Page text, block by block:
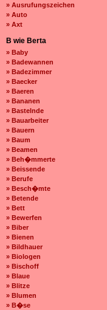
» Ausrufungszeichen
» Auto
» Axt
B wie Berta
» Baby
» Badewannen
» Badezimmer
» Baecker
» Baeren
» Bananen
» Bastelnde
» Bauarbeiter
» Bauern
» Baum
» Beamen
» Beh�mmerte
» Beissende
» Berufe
» Besch�mte
» Betende
» Bett
» Bewerfen
» Biber
» Bienen
» Bildhauer
» Biologen
» Bischoff
» Blaue
» Blitze
» Blumen
» B�se